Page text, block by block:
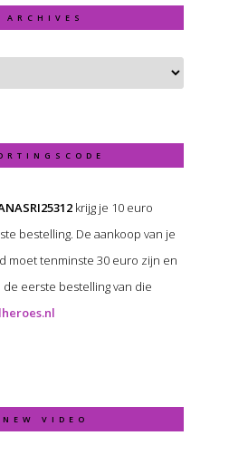
ARCHIVES
krijg je 10 euro
bestelling. De aankoop van je
moet tenminste 30 euro zijn en
de eerste bestelling van die
NEW VIDEO